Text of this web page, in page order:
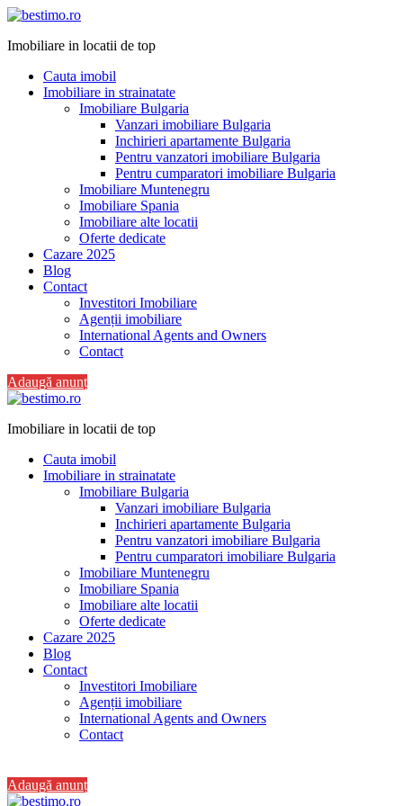
Imobiliare in locatii de top
Cauta imobil
Imobiliare in strainatate
Imobiliare Bulgaria
Vanzari imobiliare Bulgaria
Inchirieri apartamente Bulgaria
Pentru vanzatori imobiliare Bulgaria
Pentru cumparatori imobiliare Bulgaria
Imobiliare Muntenegru
Imobiliare Spania
Imobiliare alte locatii
Oferte dedicate
Cazare 2025
Blog
Contact
Investitori Imobiliare
Agenții imobiliare
International Agents and Owners
Contact
Adaugă anunț
Imobiliare in locatii de top
Cauta imobil
Imobiliare in strainatate
Imobiliare Bulgaria
Vanzari imobiliare Bulgaria
Inchirieri apartamente Bulgaria
Pentru vanzatori imobiliare Bulgaria
Pentru cumparatori imobiliare Bulgaria
Imobiliare Muntenegru
Imobiliare Spania
Imobiliare alte locatii
Oferte dedicate
Cazare 2025
Blog
Contact
Investitori Imobiliare
Agenții imobiliare
International Agents and Owners
Contact
Adaugă anunț